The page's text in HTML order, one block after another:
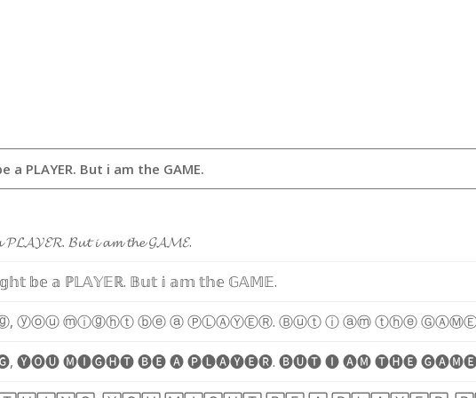
𝓟𝓛𝓐𝓨𝓔𝓡. 𝓑𝓾𝓽 𝓲 𝓪𝓶 𝓽𝓱𝓮 𝓖𝓐𝓜𝓔.
𝕘𝕙𝕥 𝕓𝕖 𝕒 ℙ𝕃𝔸𝕐𝔼ℝ. 𝔹𝕦𝕥 𝕚 𝕒𝕞 𝕥𝕙𝕖 𝔾𝔸𝕄𝔼.
, ⓨⓞⓤⓜⓘⓖⓗⓣⓑⓔⓐⓅⓁⒶⓎⒺⓇ. ⒷⓤⓣⓘⓐⓜⓣⓗⓔⒼⒶⓂ
, 🅨🅞🅤🅜🅘🅖🅗🅣🅑🅔🅐🅟🅛🅐🅨🅔🅡. 🅑🅤🅣🅘🅐🅜🅣🅗🅔🅖🅐🅜